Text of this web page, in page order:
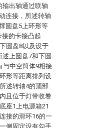
输出轴通过联轴
连接，所述转轴
圆盘5上环形等
的卡接凸起
圆盘8以及设于
上圆盘7和下圆
与中空筒体9相接
形等距离排列设
述转轴4的顶部
且位于灯带收卷
座1上电源箱21
接的滑环16的一
侧固定设有勾手